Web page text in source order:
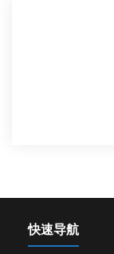
快速导航